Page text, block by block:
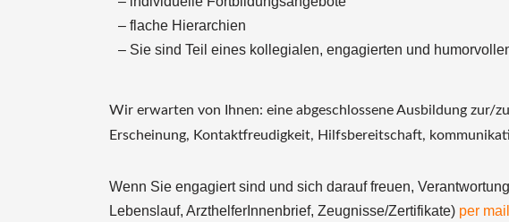
– flache Hierarchien
– Sie sind Teil eines kollegialen, engagierten und
Wir erwarten von Ihnen: eine abgeschlossene Ausbildung zur/
Erscheinung, Kontaktfreudigkeit, Hilfsbereitschaft,
Wenn Sie engagiert sind und sich darauf freuen,
Lebenslauf, ArzthelferInnenbrief, Zeugnisse/Zertifikate) per mail